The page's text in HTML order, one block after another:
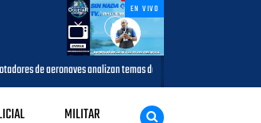
EN VIVO
de aeronaves analizan temas de interés para la aviación civil
MILITAR